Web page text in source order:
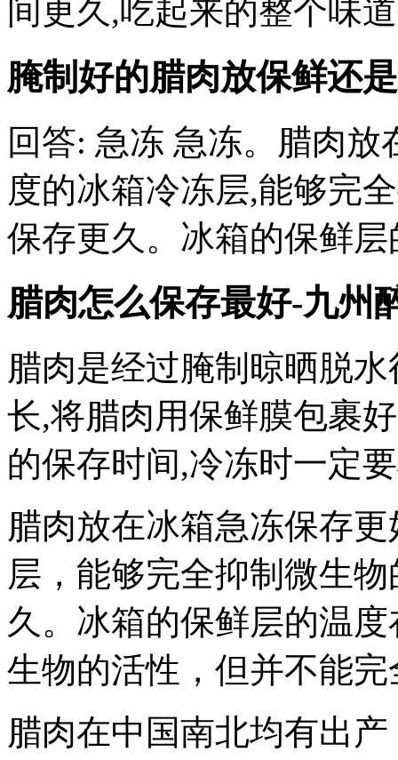
间更久,吃起来的整个味
腌制好的腊肉放保鲜还
回答: 急冻 急冻。腊肉
度的冰箱冷冻层,能够完
保存更久。冰箱的保鲜
腊肉怎么保存最好-九州
腊肉是经过腌制晾晒脱
长,将腊肉用保鲜膜包裹
的保存时间,冷冻时一定
腊肉放在冰箱急冻保存
层，能够完全抑制微生
久。冰箱的保鲜层的温
生物的活性，但并不能
腊肉在中国南北均有出